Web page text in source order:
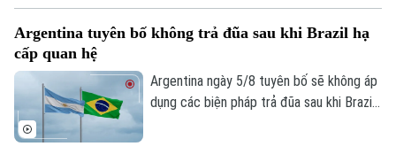
Âm nhạc
Argentina tuyên bố không trả đũa sau khi Brazil hạ
cấp quan hệ
Argentina ngày 5/8 tuyên bố sẽ không áp
dụng các biện pháp trả đũa sau khi Brazil